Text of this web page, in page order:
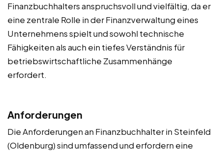
Finanzbuchhalters anspruchsvoll und vielfältig, da er
eine zentrale Rolle in der Finanzverwaltung eines
Unternehmens spielt und sowohl technische
Fähigkeiten als auch ein tiefes Verständnis für
betriebswirtschaftliche Zusammenhänge
erfordert.
Anforderungen
Die Anforderungen an Finanzbuchhalter in Steinfeld
(Oldenburg) sind umfassend und erfordern eine